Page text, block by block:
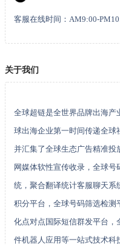
客服在线时间：AM9:00-
关于我们
全球超链是全世界品牌出海
球出海企业第一时间传递全
并汇集了全球生态广告精准投
网媒体软性宣传收录，全球
统，聚合翻译统计客服聊天系
积分平台，全球号码筛选检测
化点对点国际短信群发平台
件机器人应用等一站式技术科